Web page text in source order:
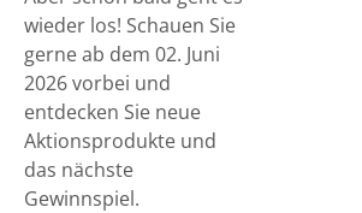
wieder los! Schauen Sie
gerne ab dem 02. Juni
2026 vorbei und
entdecken Sie neue
Aktionsprodukte und
das nächste
Gewinnspiel.